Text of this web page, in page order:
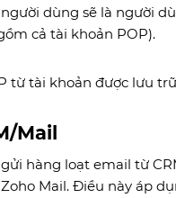
dùng sẽ là người
cả tài khoản POP).
từ tài khoản được lưu
Mail
hàng loạt email từ
Mail. Điều này áp